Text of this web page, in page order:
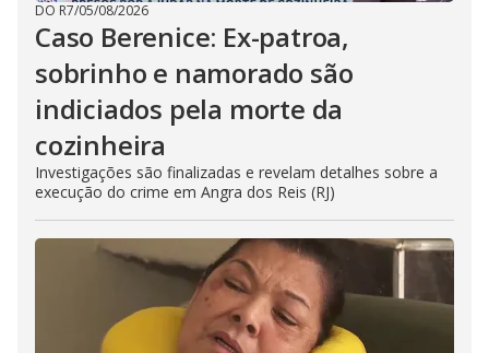
DO R7/05/08/2026
Caso Berenice: Ex-patroa,
sobrinho e namorado são
indiciados pela morte da
cozinheira
Investigações são finalizadas e revelam detalhes sobre a
execução do crime em Angra dos Reis (RJ)